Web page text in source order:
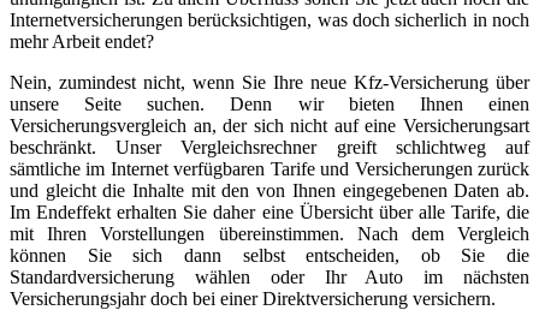
Internetversicherungen berücksichtigen, was doch sicherlich in noch
mehr Arbeit endet?
Nein, zumindest nicht, wenn Sie Ihre neue Kfz-Versicherung über
unsere Seite suchen. Denn wir bieten Ihnen einen
Versicherungsvergleich an, der sich nicht auf eine Versicherungsart
beschränkt. Unser Vergleichsrechner greift schlichtweg auf
sämtliche im Internet verfügbaren Tarife und Versicherungen zurück
und gleicht die Inhalte mit den von Ihnen eingegebenen Daten ab.
Im Endeffekt erhalten Sie daher eine Übersicht über alle Tarife, die
mit Ihren Vorstellungen übereinstimmen. Nach dem Vergleich
können Sie sich dann selbst entscheiden, ob Sie die
Standardversicherung wählen oder Ihr Auto im nächsten
Versicherungsjahr doch bei einer Direktversicherung versichern.